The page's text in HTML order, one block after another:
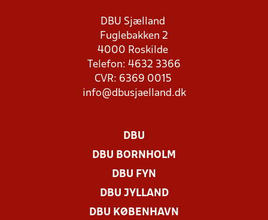
DBU Sjælland
Fuglebakken 2
4000 Roskilde
Telefon: 4632 3366
CVR: 6369 0015
info@dbusjaelland.dk
DBU
DBU BORNHOLM
DBU FYN
DBU JYLLAND
DBU KØBENHAVN